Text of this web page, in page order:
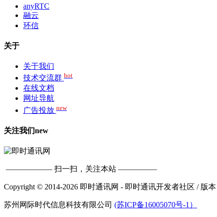
anyRTC
融云
环信
关于
关于我们
技术交流群 hot
在线文档
网址导航
广告投放 new
关注我们new
—————— 扫一扫，关注本站 —————
Copyright © 2014-2026 即时通讯网 - 即时通讯开发者社区 / 版
苏州网际时代信息科技有限公司 (苏ICP备16005070号-1）